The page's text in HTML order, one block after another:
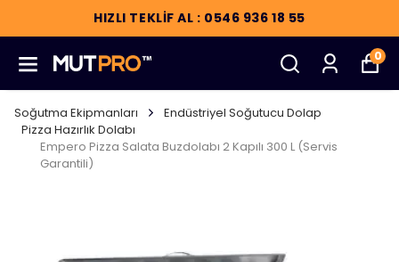
HIZLI TEKLİF AL : 0546 936 18 55
0
Soğutma Ekipmanları
Endüstriyel Soğutucu Dolap
Pizza Hazırlık Dolabı
Empero Pizza Salata Buzdolabı 2 Kapılı 300 L (Servis
Garantili)